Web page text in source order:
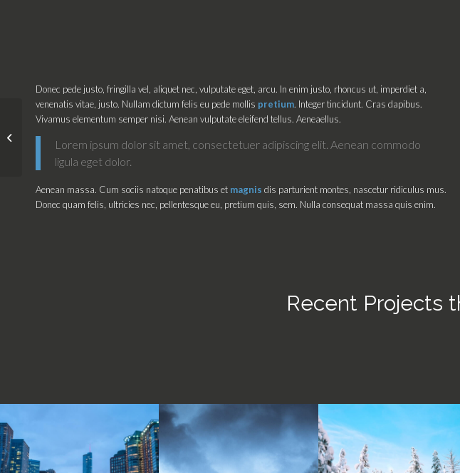
Donec pede justo, fringilla vel, aliquet nec, vulputate eget, arcu. In enim justo, rhoncus ut, imperdiet a,
venenatis vitae, justo. Nullam dictum felis eu pede mollis pretium. Integer tincidunt. Cras dapibus.
Vivamus elementum semper nisi. Aenean vulputate eleifend tellus. Aeneaellus.
Lorem ipsum dolor sit amet, consectetuer adipiscing elit. Aenean commodo
ligula eget dolor.
Aenean massa. Cum sociis natoque penatibus et magnis dis parturient montes, nascetur ridiculus mus.
Donec quam felis, ultricies nec, pellentesque eu, pretium quis, sem. Nulla consequat massa quis enim.
Recent Projects
Kuala Lumpur